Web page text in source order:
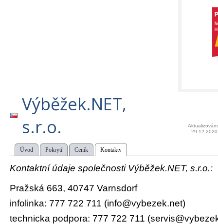
Výběžek.NET,
s.r.o.
29.12.2020
Úvod Pokrytí Ceník Kontakty
Kontaktní údaje společnosti Výběžek.NET, s.r.o.:
Pražská 663, 40747 Varnsdorf
infolinka: 777 722 711 (info@vybezek.net)
technicka podpora: 777 722 711